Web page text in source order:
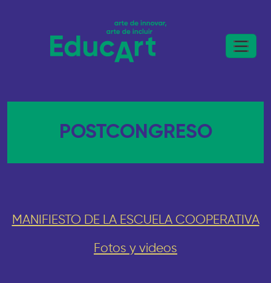
POSTCONGRESO
MANIFIESTO DE LA ESCUELA COOPERATIVA
Fotos y videos